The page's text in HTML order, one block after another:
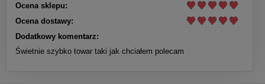
Ocena sklepu:
Ocena dostawy:
Dodatkowy komentarz:
Świetnie szybko towar taki jak chciałem polecam